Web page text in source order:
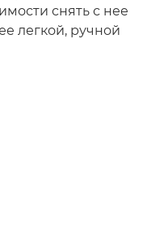
снять с нее
легкой, ручной